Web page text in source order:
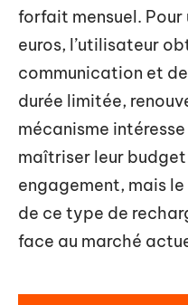
forfait mensuel.
euros, l’utilisateur
communication et
durée limitée,
mécanisme
maîtriser leur
engagement, mais
de ce type de
face au marché